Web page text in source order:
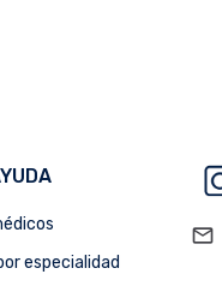
especialidad
mail_outline